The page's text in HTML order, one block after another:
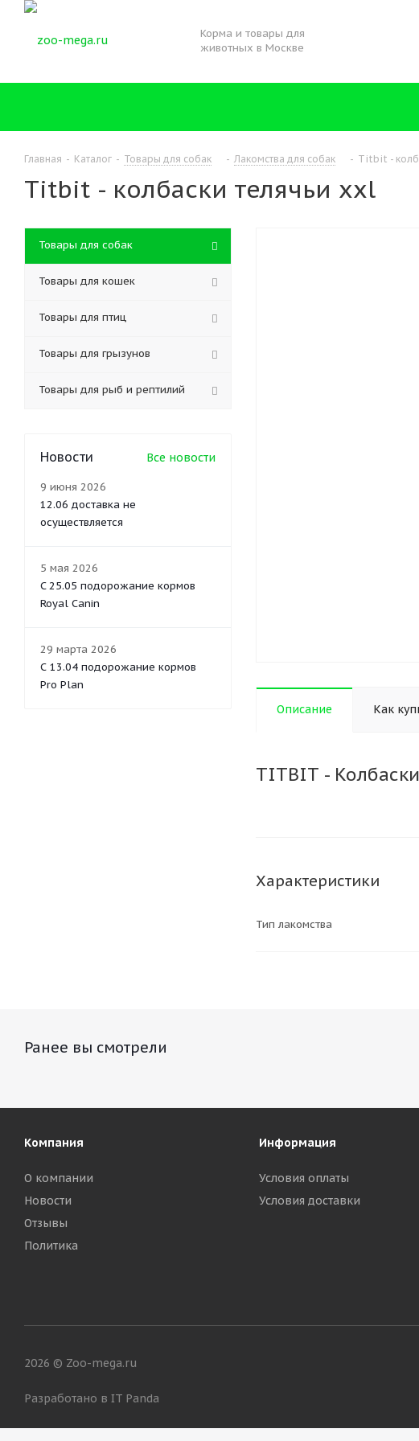
Корма и товары для
животных в Москве
Главная - Каталог - Товары для собак - Лакомства для собак - Titbit -
Titbit - колбаски телячьи xxl
Описание Как
TITBIT -
Характеристики
Тип лакомства
Товары для собак
Товары для кошек
Товары для птиц
Товары для грызунов
Товары для рыб и рептилий
Новости Все новости
9 июня 2026
12.06 доставка не
осуществляется
5 мая 2026
C 25.05 подорожание кормов
Royal Canin
29 марта 2026
С 13.04 подорожание кормов
Pro Plan
Ранее вы смотрели
Компания
О компании
Новости
Отзывы
Политика
Информация
Условия оплаты
Условия доставки
2026 © Zoo-mega.ru
Разработано в IT Panda